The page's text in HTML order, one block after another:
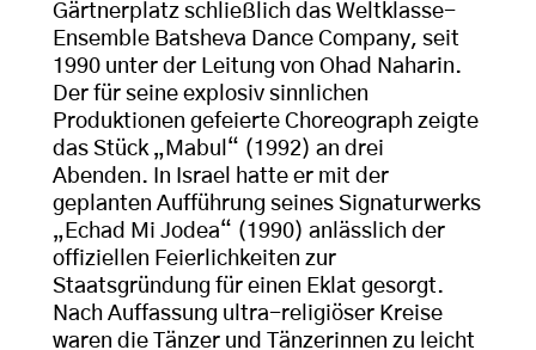
Gärtnerplatz schließlich das Weltklasse-
Ensemble Batsheva Dance Company, seit
1990 unter der Leitung von Ohad Naharin.
Der für seine explosiv sinnlichen
Produktionen gefeierte Choreograph zeigte
das Stück „Mabul“ (1992) an drei
Abenden. In Israel hatte er mit der
geplanten Aufführung seines Signaturwerks
„Echad Mi Jodea“ (1990) anlässlich der
offiziellen Feierlichkeiten zur
Staatsgründung für einen Eklat gesorgt.
Nach Auffassung ultra-religiöser Kreise
waren die Tänzer und Tänzerinnen zu leicht